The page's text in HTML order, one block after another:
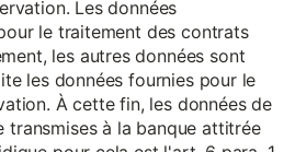
Les données
le traitement des contrats
les autres données sont
les données fournies pour le
À cette fin, les données de
transmises à la banque attitrée